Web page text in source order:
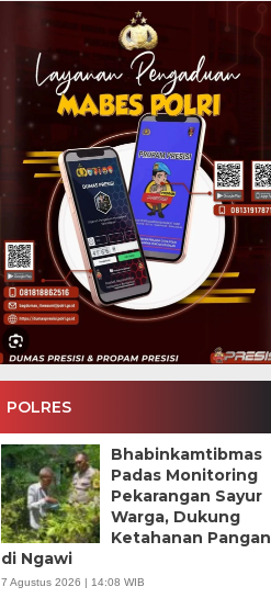
POLRES
Bhabinkamtibmas
Padas Monitoring
Pekarangan Sayur
Warga, Dukung
Ketahanan Pangan
di Ngawi
7 Agustus 2026 | 14:08 WIB